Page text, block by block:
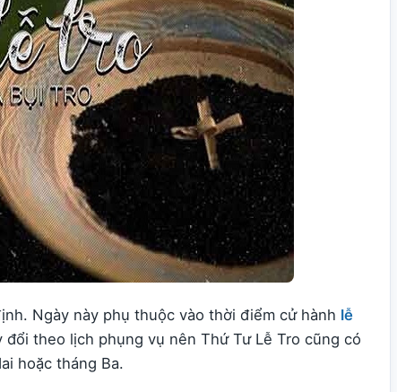
Ngày này phụ thuộc vào thời điểm cử hành lễ
đổi theo lịch phụng vụ nên Thứ Tư Lễ Tro cũng có
hoặc tháng Ba.